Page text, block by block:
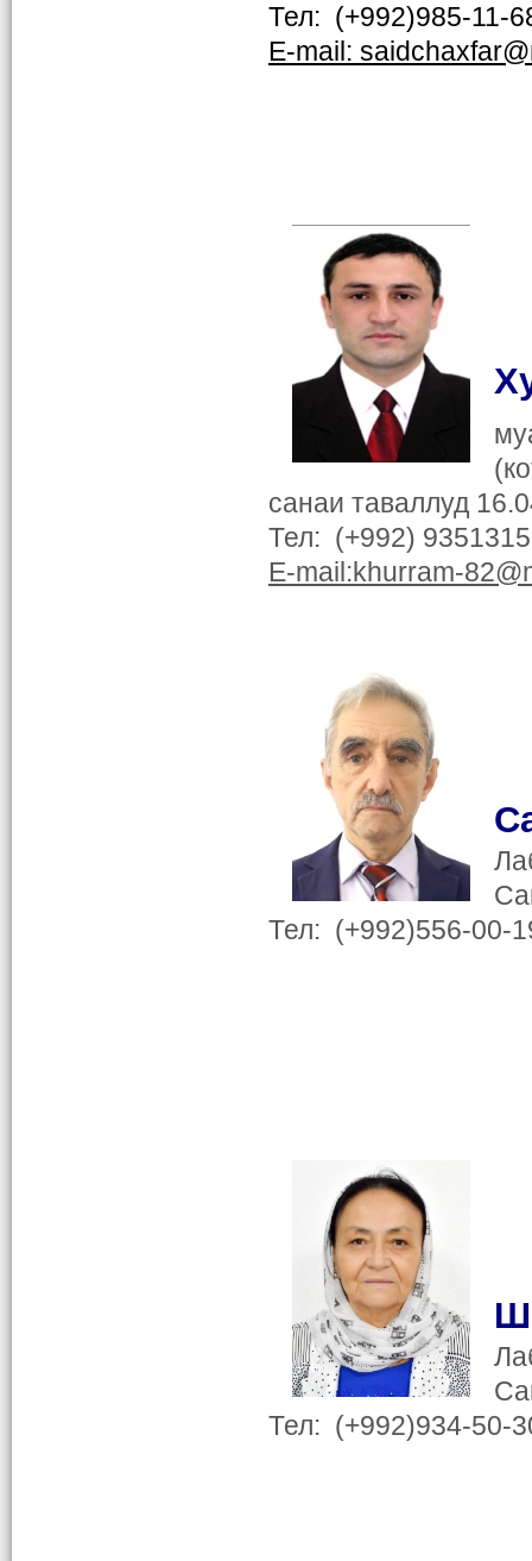
Тел: (+992)985-11-
E-mail: saidchaxfar@
санаи таваллуд
Тел: (+992)
E-mail:khurram-82@
Тел: (+992)556-00-
Тел: (+992)934-50-